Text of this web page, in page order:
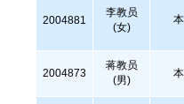
2004881
李教员
(女)
2004873
蒋教员
(男)